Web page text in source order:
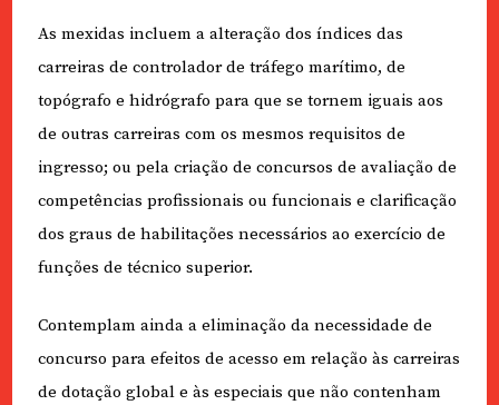
As mexidas incluem a alteração dos índices das
carreiras de controlador de tráfego marítimo, de
topógrafo e hidrógrafo para que se tornem iguais aos
de outras carreiras com os mesmos requisitos de
ingresso; ou pela criação de concursos de avaliação de
competências profissionais ou funcionais e clarificação
dos graus de habilitações necessários ao exercício de
funções de técnico superior.
Contemplam ainda a eliminação da necessidade de
concurso para efeitos de acesso em relação às carreiras
de dotação global e às especiais que não contenham